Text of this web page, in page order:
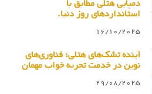
دمپایی هتلی مطابق با
استانداردهای روز دنیا.
16/10/2025
آینده تشک‌های هتلی؛ فناوری‌های
نوین در خدمت تجربه خواب مهمان
29/08/2025